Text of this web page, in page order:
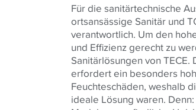
Für die sanitärtechnische
ortsansässige Sanitär und
verantwortlich. Um den
und Effizienz gerecht zu
Sanitärlösungen von
erfordert ein besonders
Feuchteschäden, weshalb
ideale Lösung waren.